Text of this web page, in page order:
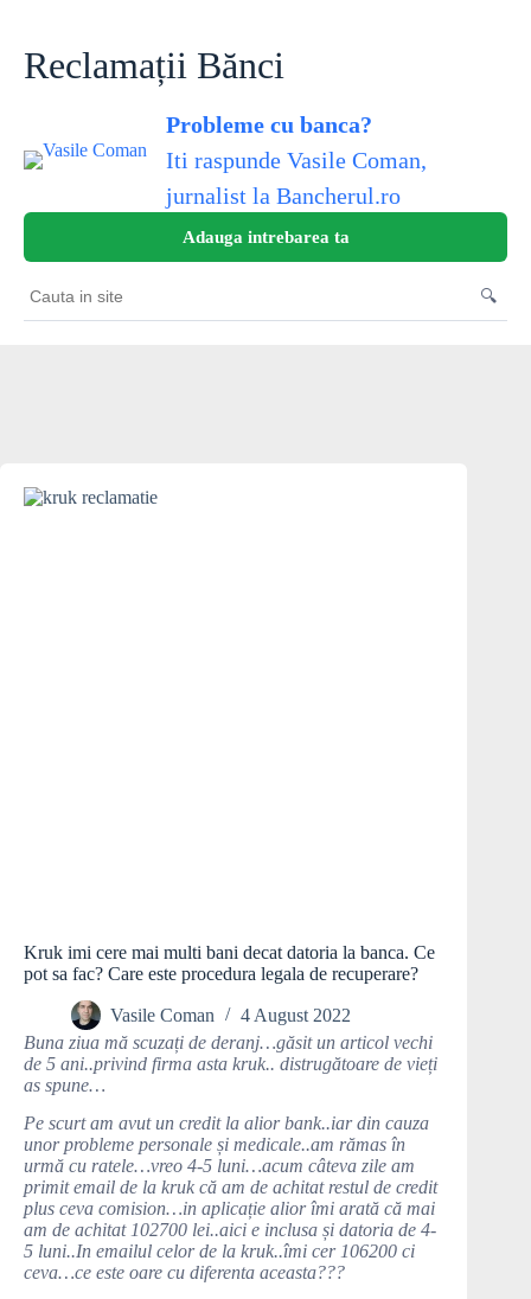
contentReclamații Bănci
Probleme cu banca?
Iti raspunde Vasile Coman,
jurnalist la Bancherul.ro
Adauga intrebarea ta
Cauta
in
🔍
Kruk imi cere mai multi bani decat datoria la banca. Ce
pot sa fac? Care este procedura legala de recuperare?
Vasile Coman
4 August 2022
Buna ziua mă scuzați de deranj…găsit un articol vechi
de 5 ani..privind firma asta kruk.. distrugătoare de vieți
as spune…
Pe scurt am avut un credit la alior bank..iar din cauza
unor probleme personale și medicale..am rămas în
urmă cu ratele…vreo 4-5 luni…acum câteva zile am
primit email de la kruk că am de achitat restul de credit
plus ceva comision…in aplicație alior îmi arată că mai
am de achitat 102700 lei..aici e inclusa și datoria de 4-
5 luni..In emailul celor de la kruk..îmi cer 106200 ci
ceva…ce este oare cu diferenta aceasta???